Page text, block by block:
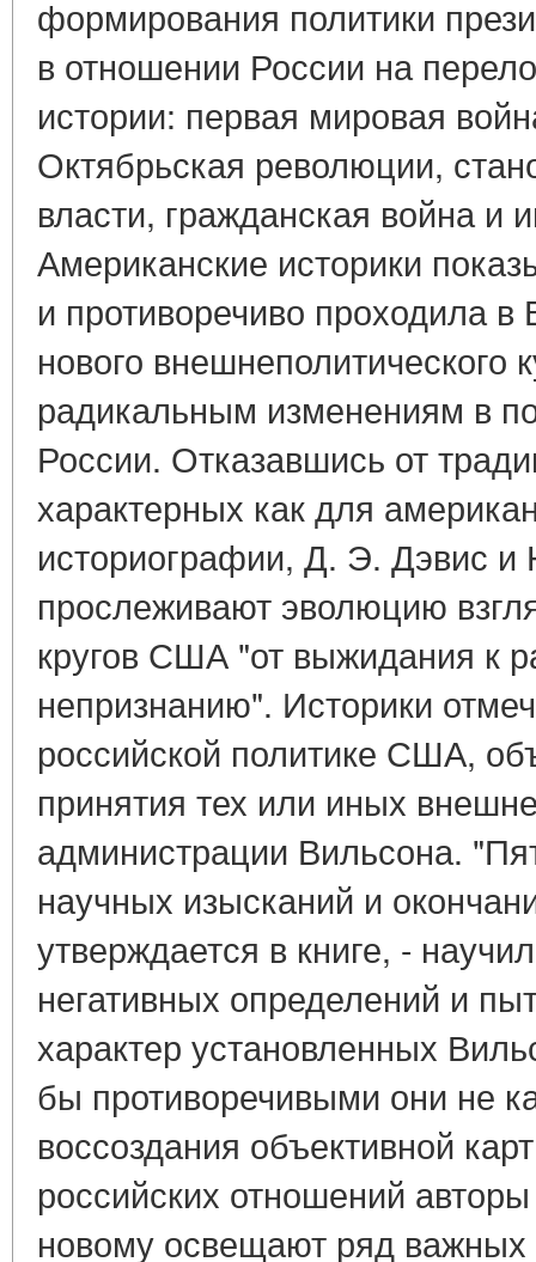
формирования политики
в отношении России на
истории: первая мировая
Октябрьская революции,
власти, гражданская война и
Американские историки
и противоречиво проходила в
нового внешнеполитического
радикальным изменениям в
России. Отказавшись от
характерных как для
историографии, Д. Э. Дэвис
прослеживают эволюцию
кругов США "от выжидания к
непризнанию". Историки
российской политике США,
принятия тех или иных
администрации Вильсона.
научных изысканий и
утверждается в книге, -
негативных определений и
характер установленных
бы противоречивыми они не
воссоздания объективной
российских отношений
новому освещают ряд важных